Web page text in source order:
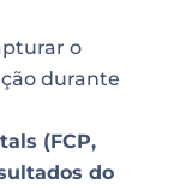
o
durante
(FCP,
do